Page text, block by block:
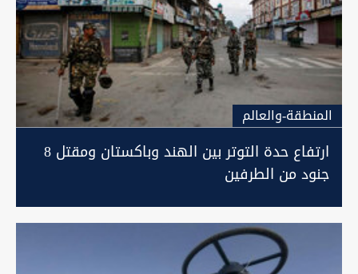
المنطقة-والعالم
ارتفاع حدة التوتر بين الهند وباكستان ومقتل 8
جنود من الطرفين